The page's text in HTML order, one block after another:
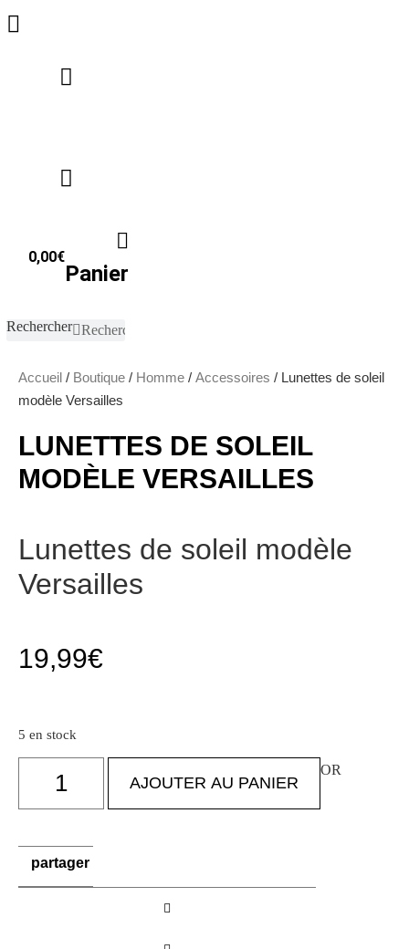
au
0,00€
Panier
Rechercher Rechercher
Accueil / Boutique / Homme / Accessoires / Lunettes de soleil
modèle Versailles
LUNETTES DE SOLEIL
MODÈLE VERSAILLES
Lunettes de soleil modèle
Versailles
19,99€
5 en stock
quantité
Lunettes
de
Versailles
AJOUTER AU PANIER
OR
partager